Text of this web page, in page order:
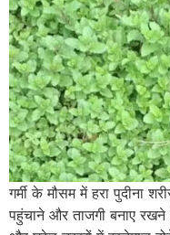
गर्मी के मौसम में हरा पुदीना
पहुंचाने और ताजगी बनाए रखने